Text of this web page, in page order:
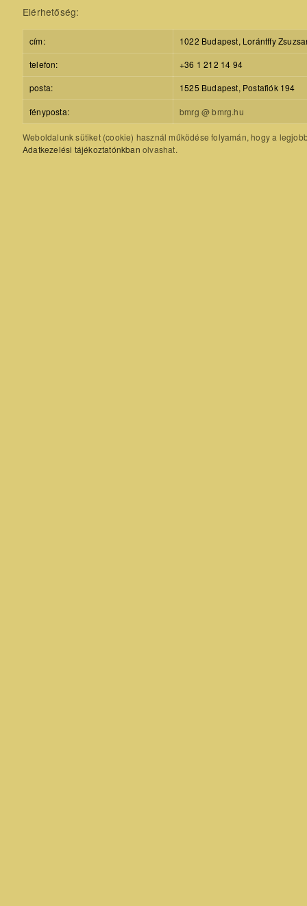
Elérhetőség:
cím:
1022 Budapest, Lorántffy
telefon:
+36 1 212 14 94
posta:
1525 Budapest, Postafiók 194
fényposta: bmrg @ bmrg.hu
Weboldalunk sütiket (cookie) használ működése folyamán, hogy a
Adatkezelési tájékoztatónkban olvashat.